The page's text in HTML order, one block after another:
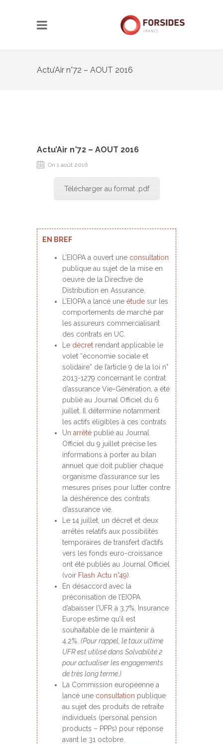
Actu’Air n°72 – AOUT 2016
Actu’Air n°72 – AOUT 2016
On 1 août 2016
Télécharger au format .pdf
EN BREF
L’EIOPA a ouvert une consultation
publique au sujet de la mise en
oeuvre de la Directive de
Distribution en Assurance.
L’EIOPA a lancé une étude sur les
comportements de marché par
les assureurs commercialisant
des contrats en UC.
Le décret rendant applicable le
volet “économie sociale et
solidaire” de l’article 9 de la loi n°
2013-1279 concernant le contrat
d’assurance Vie-Génération, a été
publié au Journal Officiel du 6
juillet. Il détermine notamment
les actifs éligibles à ces contrats
Un arrêté publié au Journal
Officiel du 9 juillet précise les
informations à porter au bilan
annuel que doit publier chaque
organisme d’assurance sur les
mesures prises pour lutter contre
la déshérence des contrats
d’assurance vie.
Le 14 juillet, un décret et deux
arrêtés relatifs aux possibilités
temporaires de transfert d’actifs
vers les fonds euro-croissance
ont été publiés au Journal Officiel
(voir Flash Actu n°49).
En désaccord avec la
préconisation de l’EIOPA
d’abaisser l’UFR à 3,7%, Insurance
Europe estime qu’il est
souhaitable de le maintenir à
4,2%. (Pour rappel, le taux ultime
UFR est utilisé dans Solvabilité 2
pour actualiser les engagements
de très long terme.)
La Commission européenne a
lancé une consultation publique
au sujet des produits de retraite
individuels (personal pension
products – PPPs) pour réponse
avant le 31 octobre.